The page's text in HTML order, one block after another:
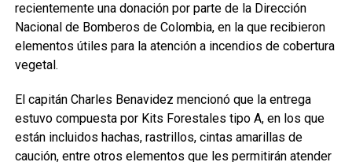
recientemente una donación por parte de la Dirección
Nacional de Bomberos de Colombia, en la que recibieron
elementos útiles para la atención a incendios de cobertura
vegetal.
El capitán Charles Benavidez mencionó que la entrega
estuvo compuesta por Kits Forestales tipo A, en los que
están incluidos hachas, rastrillos, cintas amarillas de
caución, entre otros elementos que les permitirán atender